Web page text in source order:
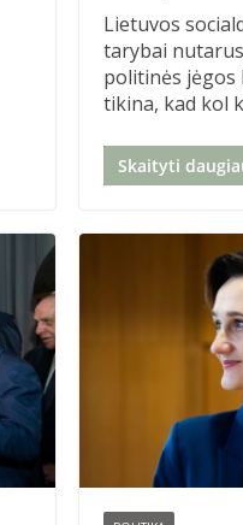
Lietuvos
tarybai
politinės jėgos
tikina, kad kol
Skaityti